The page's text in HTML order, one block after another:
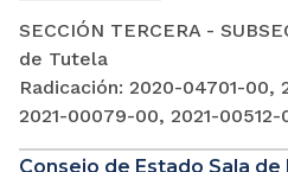
SECCIÓN TERCERA -
de Tutela
Radicación: 2020-04701-00,
2021-00079-00, 2021-
Consejo de Estado Sala